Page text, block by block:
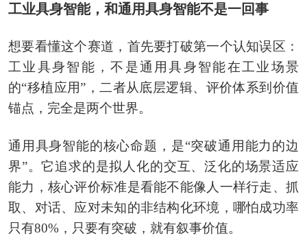
工业具身智能，和通用具身智能不是一回事
想要看懂这个赛道，首先要打破第一个认知误区：
工业具身智能，不是通用具身智能在工业场景
的“移植应用”，二者从底层逻辑、评价体系到价值
锚点，完全是两个世界。
通用具身智能的核心命题，是“突破通用能力的边
界”。它追求的是拟人化的交互、泛化的场景适应
能力，核心评价标准是看能不能像人一样行走、抓
取、对话、应对未知的非结构化环境，哪怕成功率
只有80%，只要有突破，就有叙事价值。